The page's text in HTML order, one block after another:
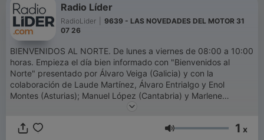
Radio Líder
RadioLider
9639 - LAS NOVEDADES DEL MOTOR 31
07 26
BIENVENIDOS AL NORTE. De lunes a viernes de 08:00 a 10:00
horas. Empieza el día bien informado con "Bienvenidos al
Norte" presentado por Álvaro Veiga (Galicia) y con la
colaboración de Laude Martínez, Álvaro Entrialgo y Enol
Montes (Asturias); Manuel López (Cantabria) y Marlene
González y Alfonso Salazar (Euskadi). Te ofrecemos toda la
peninsular. Noticias, debate, opinión, entrevistas, información
Glasnoća 1 x